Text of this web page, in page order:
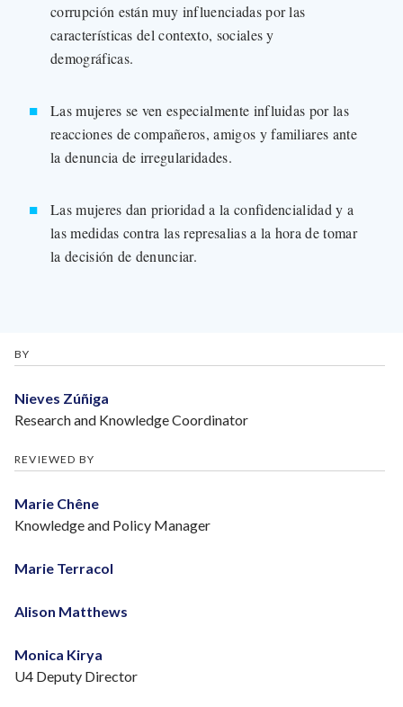
corrupción están muy influenciadas por las
características del contexto, sociales y
demográficas.
Las mujeres se ven especialmente influidas por las
reacciones de compañeros, amigos y familiares ante
la denuncia de irregularidades.
Las mujeres dan prioridad a la confidencialidad y a
las medidas contra las represalias a la hora de tomar
la decisión de denunciar.
BY
Nieves Zúñiga
Research and Knowledge Coordinator
REVIEWED BY
Marie Chêne
Knowledge and Policy Manager
Marie Terracol
Alison Matthews
Monica Kirya
U4 Deputy Director